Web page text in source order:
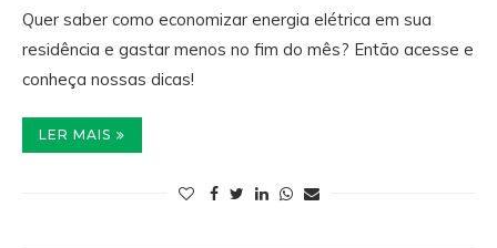
Quer saber como economizar energia elétrica em sua
residência e gastar menos no fim do mês? Então acesse e
conheça nossas dicas!
LER MAIS